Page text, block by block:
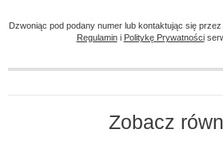
Dzwoniąc pod podany numer lub kontaktując się
Regulamini Politykę Prywatności
Zobacz